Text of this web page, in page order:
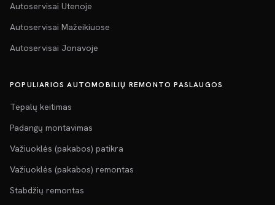
Autoservisai Utenoje
Autoservisai Mažeikiuose
Autoservisai Jonavoje
POPULIARIOS AUTOMOBILIŲ REMONTO PASLAUGOS
Tepalų keitimas
Padangų montavimas
Važiuoklės (pakabos) patikra
Važiuoklės (pakabos) remontas
Stabdžių remontas